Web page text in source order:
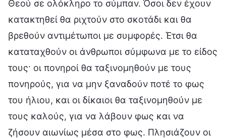
Θεού σε ολόκληρο το σύμπαν. Όσοι δεν έχουν
κατακτηθεί θα ριχτούν στο σκοτάδι και θα
βρεθούν αντιμέτωποι με συμφορές. Έτσι θα
καταταχθούν οι άνθρωποι σύμφωνα με το είδος
τους· οι πονηροί θα ταξινομηθούν με τους
πονηρούς, για να μην ξαναδούν ποτέ το φως
του ήλιου, και οι δίκαιοι θα ταξινομηθούν με
τους καλούς, για να λάβουν φως και να
ζήσουν αιωνίως μέσα στο φως. Πλησιάζουν οι